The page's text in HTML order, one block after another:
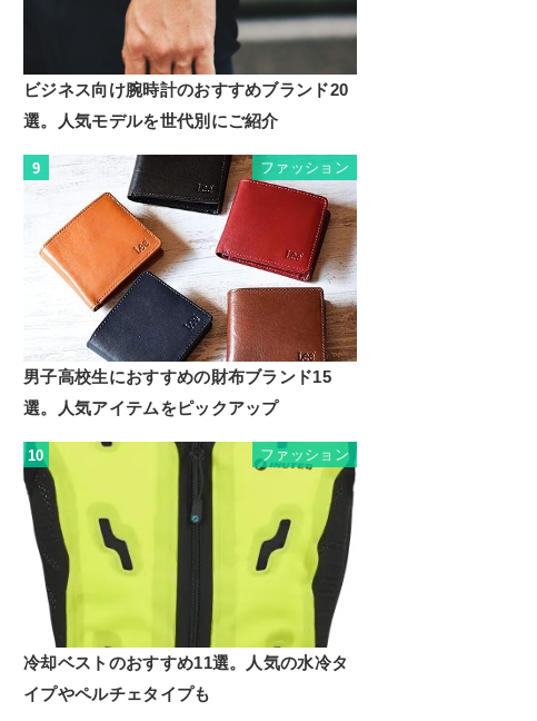
ビジネス向け腕時計のおすすめブランド20
選。人気モデルを世代別にご紹介
9 ファッション
男子高校生におすすめの財布ブランド15
選。人気アイテムをピックアップ
10 ファッション
冷却ベストのおすすめ11選。人気の水冷タ
イプやペルチェタイプも